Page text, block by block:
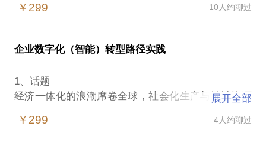
一次见面沟通，一小时的交流，从顶层设计到业务蓝
图，从点线面体，到方法和体系，快速传承，高效自
3、案例故事
西南二线城市，“A男”30岁，IT 5年工作经验，3个小
￥299 10人约聊过
企业数字化（智能）转型路径实践
1、话题
经济一体化的浪潮席卷全球，社会化生产与地域资源
制转变的过程中，面临着迫切的改革形势。中国企业
展开全部
￥299 4人约聊过